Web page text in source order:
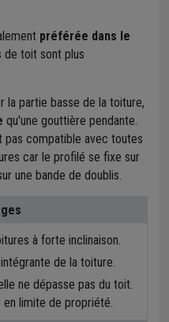
préférée dans le
de toit sont plus
la partie basse de la toiture,
qu'une gouttière pendante.
pas compatible avec toutes
car le profilé se fixe sur
une bande de doublis.
à forte inclinaison.
de la toiture.
ne dépasse pas du toit.
limite de propriété.